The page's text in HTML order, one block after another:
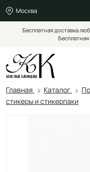
Москва
Бесплатная доставка
Главная Каталог
стикеры и стикерпаки